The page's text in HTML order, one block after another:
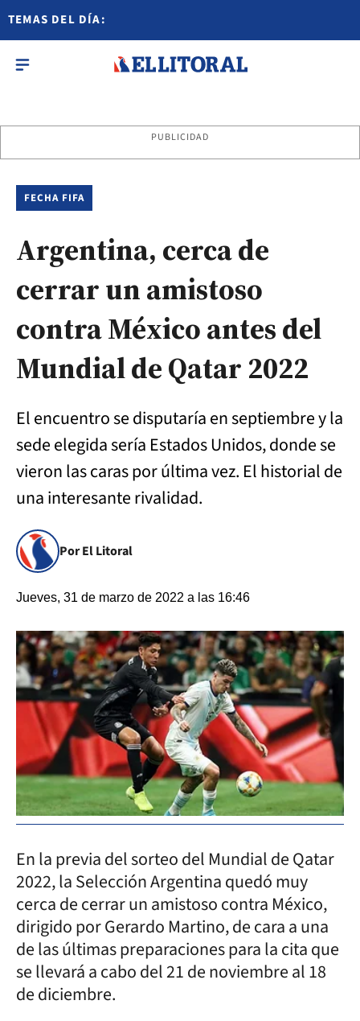
TEMAS DEL DÍA:
PUBLICIDAD
FECHA FIFA
Argentina, cerca de
cerrar un amistoso
contra México antes del
Mundial de Qatar 2022
El encuentro se disputaría en septiembre y la
sede elegida sería Estados Unidos, donde se
vieron las caras por última vez. El historial de
una interesante rivalidad.
Por El Litoral
Jueves, 31 de marzo de 2022 a las 16:46
En la previa del sorteo del Mundial de Qatar
2022, la Selección Argentina quedó muy
cerca de cerrar un amistoso contra México,
dirigido por Gerardo Martino, de cara a una
de las últimas preparaciones para la cita que
se llevará a cabo del 21 de noviembre al 18
de diciembre.